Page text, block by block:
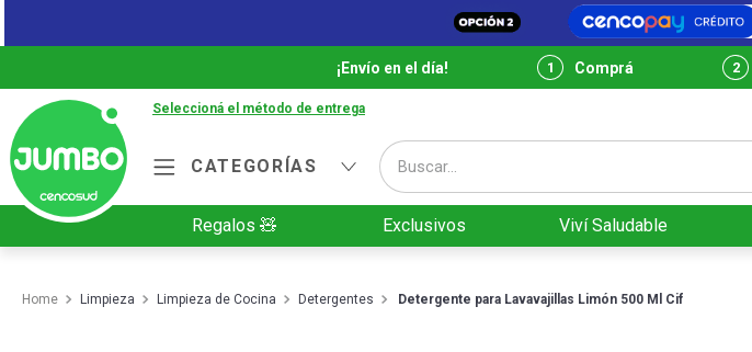
¡Envío en el día! Comprá
Seleccioná el método de entrega
CATEGORÍAS
Buscar...
Regalos 🧸 Exclusivos Viví Saludable
Limpieza Limpieza de Cocina Detergentes Detergente para Lavavajillas Limón 500 Ml Cif
Términos más buscados
2.
Cafe